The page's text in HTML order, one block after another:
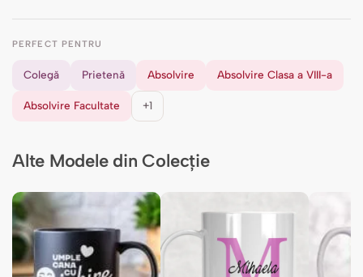
PERFECT PENTRU
Colegă Prietenă Absolvire Absolvire Clasa a VIII-a
Absolvire Facultate +1
Alte Modele din Colecție